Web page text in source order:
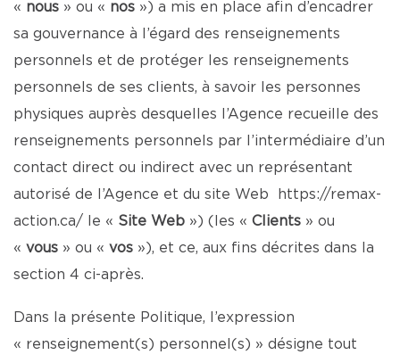
« nous » ou « nos ») a mis en place afin d’encadrer
sa gouvernance à l’égard des renseignements
personnels et de protéger les renseignements
personnels de ses clients, à savoir les personnes
physiques auprès desquelles l’Agence recueille des
renseignements personnels par l’intermédiaire d’un
contact direct ou indirect avec un représentant
autorisé de l’Agence et du site Web
https://remax-
action.ca/ le « Site Web ») (les « Clients » ou
« vous » ou « vos »), et ce, aux fins décrites dans la
section 4 ci-après.
Dans la présente Politique, l’expression
« renseignement(s) personnel(s) » désigne tout